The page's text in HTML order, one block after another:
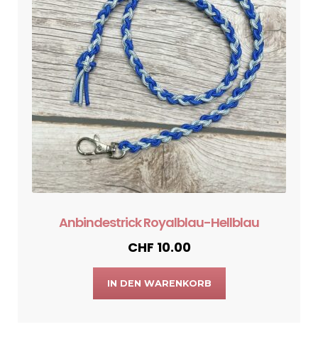
Anbindestrick Royalblau-Hellblau
CHF 10.00
IN DEN WARENKORB